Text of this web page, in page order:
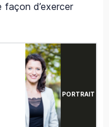
d’exercer
PORTRAIT